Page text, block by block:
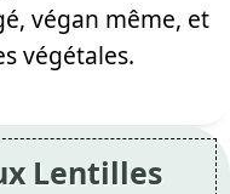
végan même, et
végétales.
Lentilles